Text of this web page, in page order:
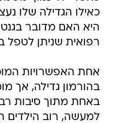
כאילו הגדילה שלו
היא האם מדובר
רפואית שניתן לטפל
אחת האפשרויות
בהורמון גדילה, אך
באחת מתוך סיבות
למעשה, רוב הילדים